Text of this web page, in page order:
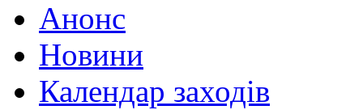
Анонс
Новини
Календар заходів